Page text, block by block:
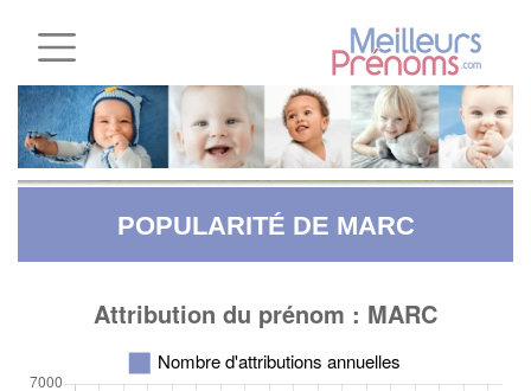
POPULARITÉ DE MARC